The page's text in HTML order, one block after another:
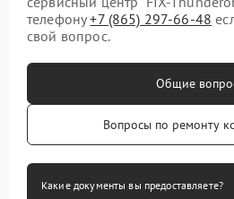
телефону+7 (865) 297-66-48
свой вопрос.
Общие
Вопросы по ремонту
Какие документы вы предоставляете?